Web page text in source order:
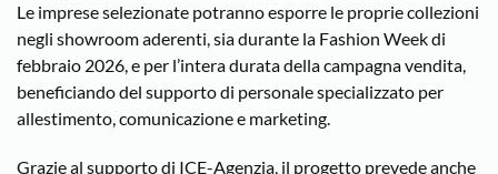
Le imprese selezionate potranno esporre le proprie collezioni
negli showroom aderenti, sia durante la Fashion Week di
febbraio 2026, e per l’intera durata della campagna vendita,
beneficiando del supporto di personale specializzato per
allestimento, comunicazione e marketing.
Grazie al supporto di ICE-Agenzia, il progetto prevede anche